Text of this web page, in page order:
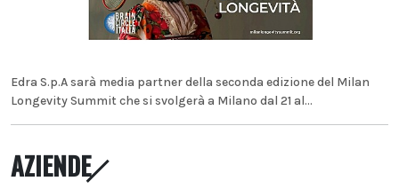
Edra S.p.A sarà media partner della seconda edizione del Milan
Longevity Summit che si svolgerà a Milano dal 21 al...
AZIENDE